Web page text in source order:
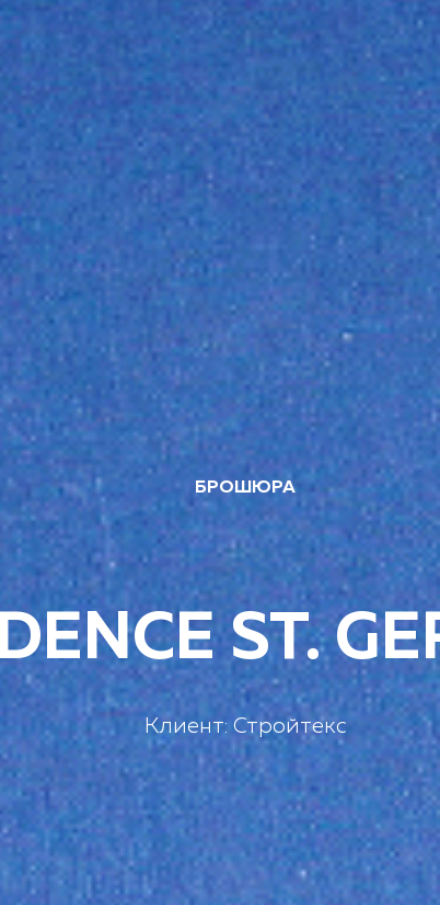
БРОШЮРА
ST.
Клиент: Стройтекс